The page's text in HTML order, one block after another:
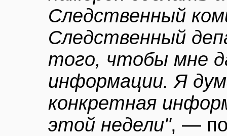
Следственный
Следственный
того, чтобы мне
информации. Я
конкретная
этой недели", —